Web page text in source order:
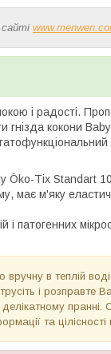
і радості.
гнізда кокони
Ökо-Тіх Stаndаrt
має м'яку
патогенних
в теплій
і розправте
пранні.
та цілісності